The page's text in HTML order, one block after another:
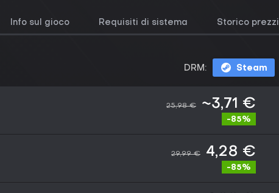
Info sul gioco Requisiti di sistema Storico prezzi
DRM: Steam
25,98 € ~3,71 €
-85%
29,99 € 4,28 €
-85%